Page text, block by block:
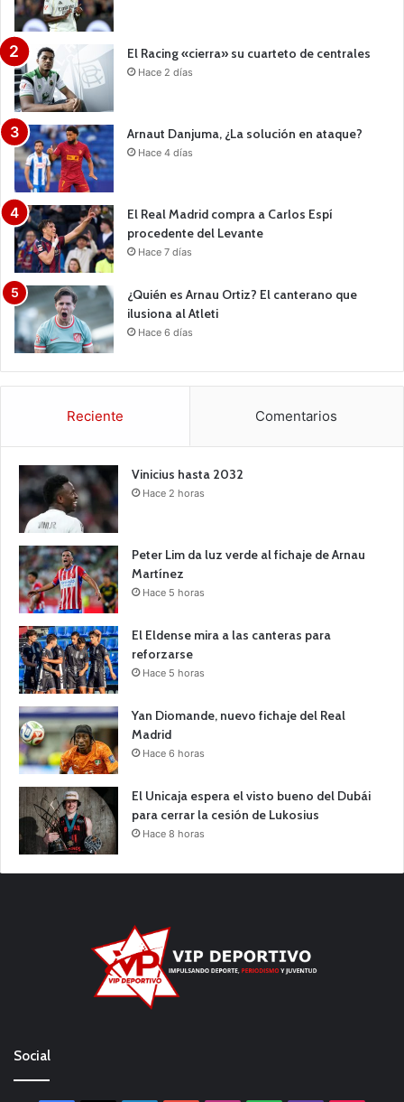
El Racing «cierra» su cuarteto de centrales
Hace 2 días
Arnaut Danjuma, ¿La solución en ataque?
Hace 4 días
El Real Madrid compra a Carlos Espí
procedente del Levante
Hace 7 días
¿Quién es Arnau Ortiz? El canterano que
ilusiona al Atleti
Hace 6 días
Reciente Comentarios
Vinicius hasta 2032
Hace 2 horas
Peter Lim da luz verde al fichaje de Arnau
Martínez
Hace 5 horas
El Eldense mira a las canteras para
reforzarse
Hace 5 horas
Yan Diomande, nuevo fichaje del Real
Madrid
Hace 6 horas
El Unicaja espera el visto bueno del Dubái
para cerrar la cesión de Lukosius
Hace 8 horas
Social